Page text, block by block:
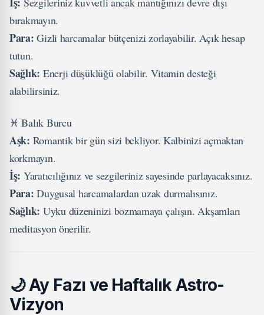
bırakmayın.
Para: Gizli harcamalar bütçenizi zorlayabilir. Açık hesap
tutun.
Sağlık: Enerji düşüklüğü olabilir. Vitamin desteği
alabilirsiniz.
♓ Balık Burcu
Aşk: Romantik bir gün sizi bekliyor. Kalbinizi açmaktan
korkmayın.
İş: Yaratıcılığınız ve sezgileriniz sayesinde parlayacaksınız.
Para: Duygusal harcamalardan uzak durmalısınız.
Sağlık: Uyku düzeninizi bozmamaya çalışın. Akşamları
meditasyon önerilir.
🌙Ay Fazı ve Haftalık Astro-
Vizyon